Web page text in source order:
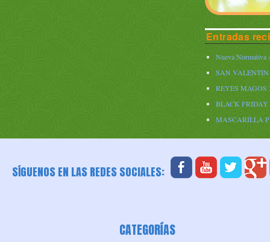
Entradas
Nueva Normativa
SAN VALENTIN
REYES MAGOS
BLACK FRIDAY
MASCARILLA
SÍGUENOS EN LAS REDES SOCIALES:
CATEGORÍAS